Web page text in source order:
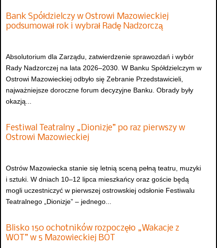
Bank Spółdzielczy w Ostrowi Mazowieckiej
podsumował rok i wybrał Radę Nadzorczą
Absolutorium dla Zarządu, zatwierdzenie sprawozdań i wybór
Rady Nadzorczej na lata 2026–2030. W Banku Spółdzielczym w
Ostrowi Mazowieckiej odbyło się Zebranie Przedstawicieli,
najważniejsze doroczne forum decyzyjne Banku. Obrady były
okazją...
Festiwal Teatralny „Dionizje” po raz pierwszy w
Ostrowi Mazowieckiej
Ostrów Mazowiecka stanie się letnią sceną pełną teatru, muzyki
i sztuki. W dniach 10–12 lipca mieszkańcy oraz goście będą
mogli uczestniczyć w pierwszej ostrowskiej odsłonie Festiwalu
Teatralnego „Dionizje” – jednego...
Blisko 150 ochotników rozpoczęło „Wakacje z
WOT” w 5 Mazowieckiej BOT